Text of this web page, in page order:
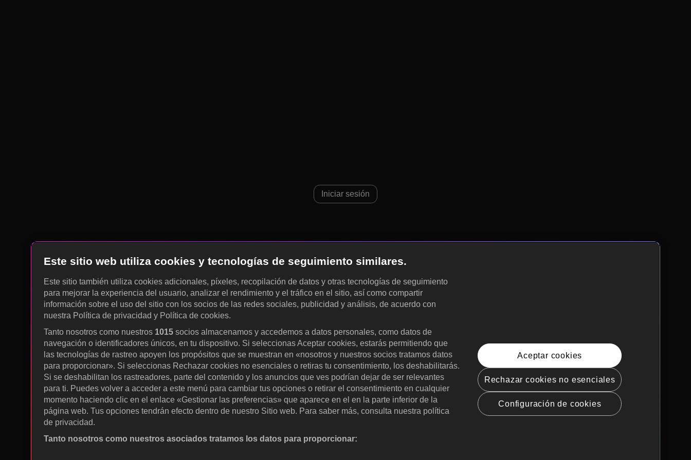
Iniciar sesión
Este sitio web utiliza cookies y tecnologías de seguimiento similares.
Este sitio también utiliza cookies adicionales, píxeles, recopilación de datos y otras tecnologías de seguimiento
para mejorar la experiencia del usuario, analizar el rendimiento y el tráfico en el sitio, así como compartir
información sobre el uso del sitio con los socios de las redes sociales, publicidad y análisis, de acuerdo con
nuestra Política de privacidad y Política de cookies.
Tanto nosotros como nuestros 1015 socios almacenamos y accedemos a datos personales, como datos de
navegación o identificadores únicos, en tu dispositivo. Si seleccionas Aceptar cookies, estarás permitiendo que
las tecnologías de rastreo apoyen los propósitos que se muestran en «nosotros y nuestros socios tratamos datos
para proporcionar». Si seleccionas Rechazar cookies no esenciales o retiras tu consentimiento, los deshabilitarás.
Si se deshabilitan los rastreadores, parte del contenido y los anuncios que ves podrían dejar de ser relevantes
para ti. Puedes volver a acceder a este menú para cambiar tus opciones o retirar el consentimiento en cualquier
momento haciendo clic en el enlace «Gestionar las preferencias» que aparece en el en la parte inferior de la
página web. Tus opciones tendrán efecto dentro de nuestro Sitio web. Para saber más, consulta nuestra política
de privacidad.
Tanto nosotros como nuestros asociados tratamos los datos para proporcionar:
Aceptar cookies
Rechazar cookies no esenciales
Configuración de cookies